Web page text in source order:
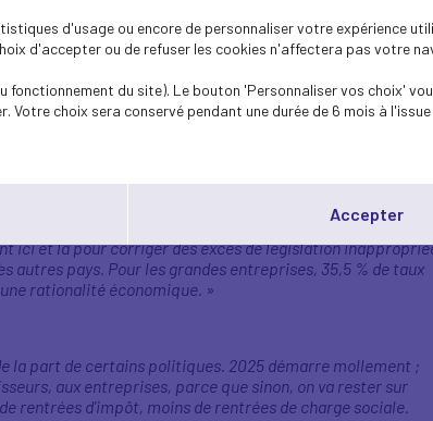
il y a les collectivités locales, il y a le secteur hospitalier.
de l'ordre, des soignants… Mais derrière il y a toute
je pense qu'on est très contributeurs à la bonne marche
être un peu plus entendus. (…) Nous voulons d'urgence
dans ce budget qui aille dans ce sens. Le reste du monde
le Portugal, prenez bien sûr les Etats-Unis. On n'est pas
ici et là pour corriger des excès de législation
autres pays. Pour les grandes entreprises, 35,5 % de taux
rationalité économique. »
la part de certains politiques. 2025 démarre mollement ;
aux entreprises, parce que sinon, on va rester sur
rentrées d'impôt, moins de rentrées de charge sociale.
d'usage ou encore de personnaliser votre expérience
d'accepter ou de refuser les cookies n'affectera pas votre
du site). Le bouton 'Personnaliser vos choix'
choix sera conservé pendant une durée de 6 mois à l'issue
Accepter